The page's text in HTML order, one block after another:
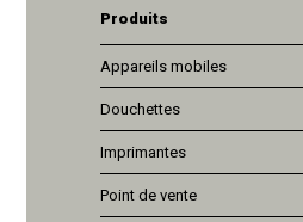
Produits
Appareils mobiles
Douchettes
Imprimantes
Point de vente